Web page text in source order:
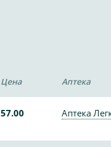
Цена Аптека
57.00 Аптека